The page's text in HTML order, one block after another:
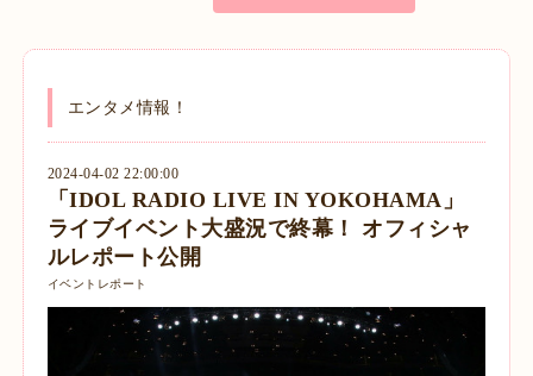
エンタメ情報！
2024-04-02 22:00:00
「IDOL RADIO LIVE IN YOKOHAMA」
ライブイベント大盛況で終幕！ オフィシャ
ルレポート公開
イベントレポート